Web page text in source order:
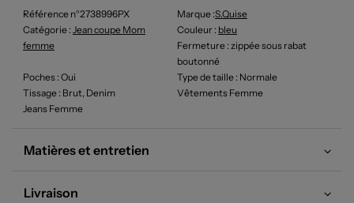
Référence n°2738996PX
Marque :S.quise
Catégorie : Jean coupe Mom
femme
Couleur : bleu
Fermeture : zippée sous rabat
boutonné
Poches : Oui Type de taille : Normale
Tissage : Brut, Denim
Vêtements Femme
Jeans Femme
Matières et entretien
Livraison